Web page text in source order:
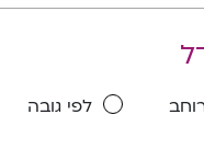
לפי גובה